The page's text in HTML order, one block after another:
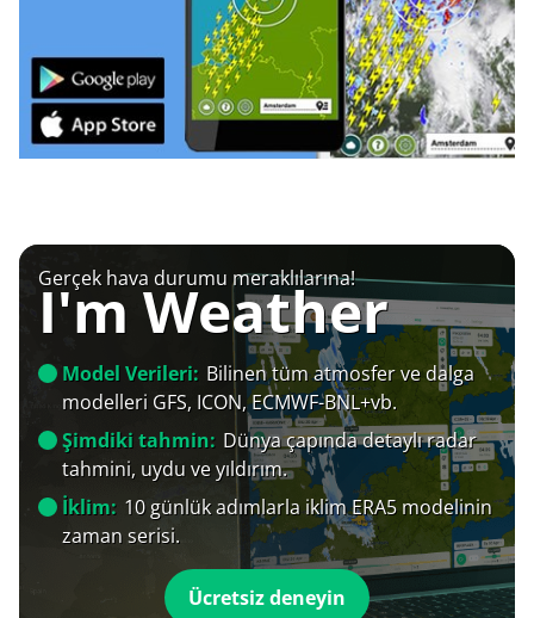
Gerçek hava durumu meraklılarına!
I'm Weather
Model Verileri: Bilinen tüm atmosfer ve dalga
modelleri GFS, ICON, ECMWF-BNL+vb.
Şimdiki tahmin: Dünya çapında detaylı radar
tahmini, uydu ve yıldırım.
İklim: 10 günlük adımlarla iklim ERA5 modelinin
zaman serisi.
Ücretsiz deneyin